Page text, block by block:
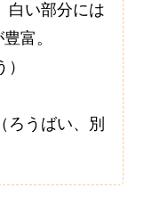
白い部分には
富。
ろうばい、別